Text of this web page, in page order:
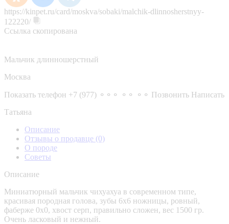
https://kinpet.ru/card/moskva/sobaki/malchik-dlinnosherstnyy-
122220/
Ссылка скопирована
Мальчик длинношерстный
Москва
Показать телефон +7 (977) ⚬⚬⚬ ⚬⚬ ⚬⚬ Позвонить Написать
Татьяна
Описание
Отзывы о продавце (0)
О породе
Советы
Описание
Миниатюрный мальчик чихуахуа в современном типе,
красивая породная голова, зубы 6х6 ножницы, ровный,
фаберже 0х0, хвост серп, правильно сложен, вес 1500 гр.
Очень ласковый и нежный.